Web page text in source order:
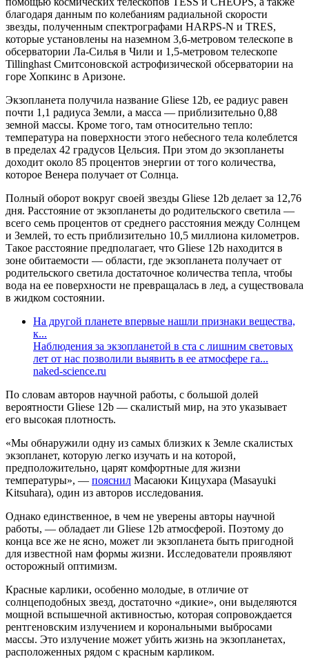
благодаря данным по колебаниям радиальной скорости
звезды, полученным спектрографами HARPS-N и TRES,
которые установлены на наземном 3,6-метровом телескопе в
обсерватории Ла-Силья в Чили и 1,5-метровом телескопе
Tillinghast Смитсоновской астрофизической обсерватории на
горе Хопкинс в Аризоне.
Экзопланета получила название Gliese 12b, ее радиус равен
почти 1,1 радиуса Земли, а масса — приблизительно 0,88
земной массы. Кроме того, там относительно тепло:
температура на поверхности этого небесного тела колеблется
в пределах 42 градусов Цельсия. При этом до экзопланеты
доходит около 85 процентов энергии от того количества,
которое Венера получает от Солнца.
Полный оборот вокруг своей звезды Gliese 12b делает за 12,76
дня. Расстояние от экзопланеты до родительского светила —
всего семь процентов от среднего расстояния между Солнцем
и Землей, то есть приблизительно 10,5 миллиона километров.
Такое расстояние предполагает, что Gliese 12b находится в
зоне обитаемости — области, где экзопланета получает от
родительского светила достаточное количества тепла, чтобы
вода на ее поверхности не превращалась в лед, а существовала
в жидком состоянии.
На другой планете впервые нашли признаки вещества,
к...
Наблюдения за экзопланетой в ста с лишним световых
лет от нас позволили выявить в ее атмосфере га...
naked-science.ru
По словам авторов научной работы, с большой долей
вероятности Gliese 12b — скалистый мир, на это указывает
его высокая плотность.
«Мы обнаружили одну из самых близких к Земле скалистых
экзопланет, которую легко изучать и на которой,
предположительно, царят комфортные для жизни
температуры», — пояснил Масаюки Кицухара (Masayuki
Kitsuhara), один из авторов исследования.
Однако единственное, в чем не уверены авторы научной
работы, — обладает ли Gliese 12b атмосферой. Поэтому до
конца все же не ясно, может ли экзопланета быть пригодной
для известной нам формы жизни. Исследователи проявляют
осторожный оптимизм.
Красные карлики, особенно молодые, в отличие от
солнцеподобных звезд, достаточно «дикие», они выделяются
мощной вспышечной активностью, которая сопровождается
рентгеновским излучением и корональными выбросами
массы. Это излучение может убить жизнь на экзопланетах,
расположенных рядом с красным карликом.